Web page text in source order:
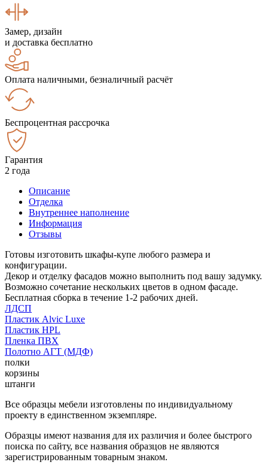
Замер, дизайн
и доставка бесплатно
Оплата наличными, безналичный расчёт
Беспроцентная рассрочка
Гарантия
2 года
Описание
Отделка
Внутреннее наполнение
Информация
Отзывы
Готовы изготовить шкафы-купе любого размера и
конфигурации.
Декор и отделку фасадов можно выполнить под вашу задумку.
Возможно сочетание нескольких цветов в одном фасаде.
Бесплатная сборка в течение 1-2 рабочих дней.
ЛДСП
Пластик Alvic Luxe
Пластик HPL
Пленка ПВХ
Полотно АГТ (МДФ)
полки
корзины
штанги
Все образцы мебели изготовлены по индивидуальному
проекту в единственном экземпляре.
Образцы имеют названия для их различия и более быстрого
поиска по сайту, все названия образцов не являются
зарегистрированным товарным знаком.